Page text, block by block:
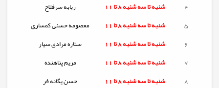
4
شنبه تاسه شنبه8 تا 11
ربابه سرفلاح
5
شنبه تاسه شنبه8 تا 11
معصومه حسنی کمساری
6
شنبه تاسه شنبه8 تا 11
ستاره مرادی سیار
7
شنبه تاسه شنبه8 تا 11
مریم پناهنده
8
شنبه تاسه شنبه8 تا 11
حسن یگانه فر